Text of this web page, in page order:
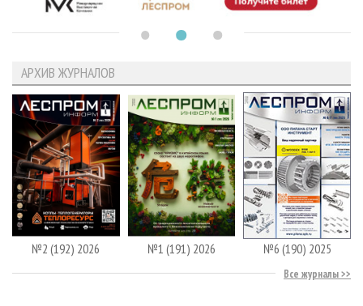
АРХИВ ЖУРНАЛОВ
№2 (192) 2026 №1 (191) 2026 №6 (190) 2025
Все журналы